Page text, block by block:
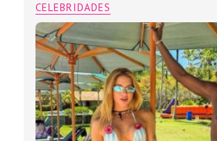
CELEBRIDADES